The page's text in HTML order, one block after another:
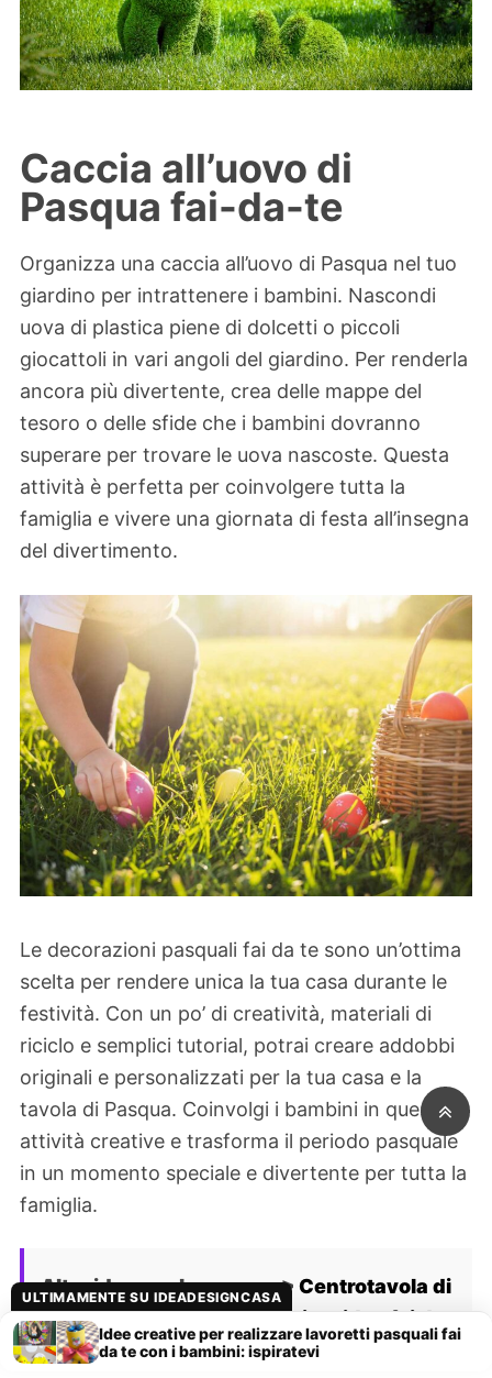
Caccia all’uovo di
Pasqua fai-da-te
Organizza una caccia all’uovo di Pasqua nel tuo
giardino per intrattenere i bambini. Nascondi
uova di plastica piene di dolcetti o piccoli
giocattoli in vari angoli del giardino. Per renderla
ancora più divertente, crea delle mappe del
tesoro o delle sfide che i bambini dovranno
superare per trovare le uova nascoste. Questa
attività è perfetta per coinvolgere tutta la
famiglia e vivere una giornata di festa all’insegna
del divertimento.
Le decorazioni pasquali fai da te sono un’ottima
scelta per rendere unica la tua casa durante le
festività. Con un po’ di creatività, materiali di
riciclo e semplici tutorial, potrai creare addobbi
originali e personalizzati per la tua casa e la
tavola di Pasqua. Coinvolgi i bambini in queste
attività creative e trasforma il periodo pasquale
in un momento speciale e divertente per tutta la
famiglia.
Altre idee per la pasqua > Centrotavola di
Pasqua: le nostre 9 bellissime idee fai da te
ULTIMAMENTE SU IDEADESIGNCASA
Idee creative per realizzare lavoretti pasquali fai
da te con i bambini: ispiratevi